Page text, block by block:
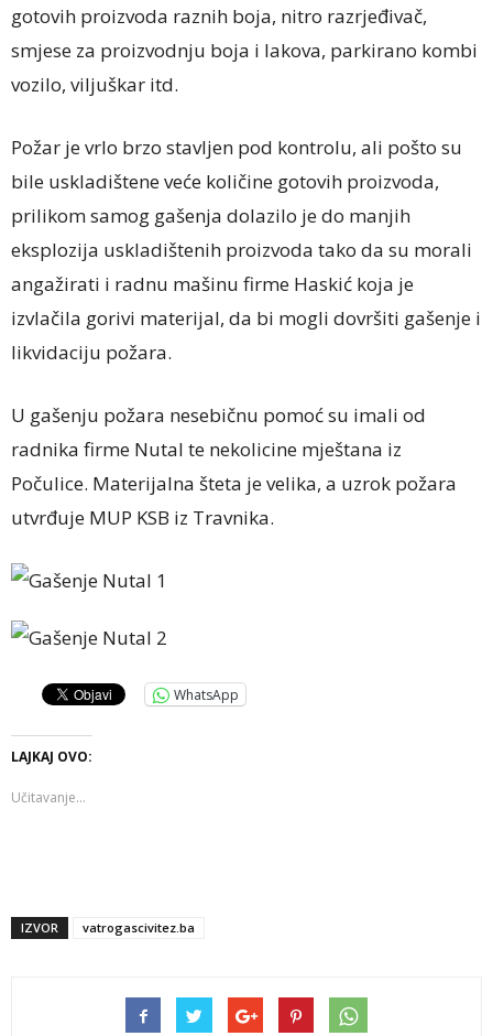
gotovih proizvoda raznih boja, nitro razrjeđivač,
smjese za proizvodnju boja i lakova, parkirano kombi
vozilo, viljuškar itd.
Požar je vrlo brzo stavljen pod kontrolu, ali pošto su
bile uskladištene veće količine gotovih proizvoda,
prilikom samog gašenja dolazilo je do manjih
eksplozija uskladištenih proizvoda tako da su morali
angažirati i radnu mašinu firme Haskić koja je
izvlačila gorivi materijal, da bi mogli dovršiti gašenje i
likvidaciju požara.
U gašenju požara nesebičnu pomoć su imali od
radnika firme Nutal te nekolicine mještana iz
Počulice. Materijalna šteta je velika, a uzrok požara
utvrđuje MUP KSB iz Travnika.
WhatsApp
LAJKAJ OVO:
Učitavanje...
IZVOR vatrogascivitez.ba